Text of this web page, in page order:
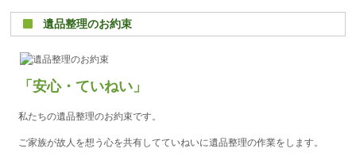
遺品整理のお約束
「安心・ていねい」
私たちの遺品整理のお約束です。
ご家族が故人を想う心を共有してていねいに遺品整理の作業をします。